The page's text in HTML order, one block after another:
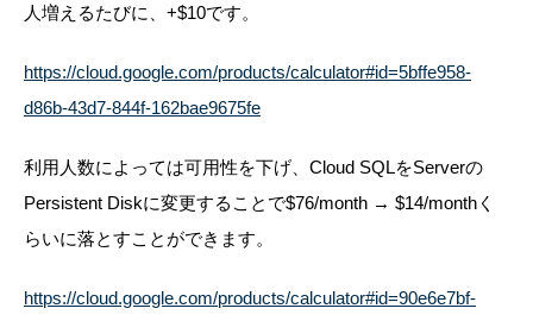
人増えるたびに、+$10です。
https://cloud.google.com/products/calculator#id=5bffe958-
d86b-43d7-844f-162bae9675fe
利用人数によっては可用性を下げ、Cloud SQLをServerの
Persistent Diskに変更することで$76/month → $14/monthく
らいに落とすことができます。
https://cloud.google.com/products/calculator#id=90e6e7bf-